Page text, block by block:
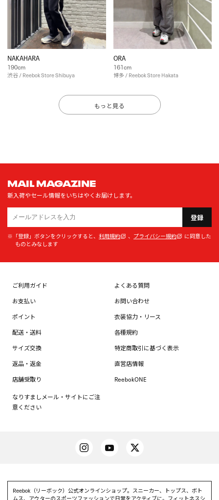
NAKAHARA
190cm
渋谷 / Reebok Store Shibuya
ORA
161cm
博多 / Reebok Store Hakata
もっと見る
MAIL MAGAZINE
新入荷やセール情報をいちはやくお届けします。
登録
※「登録」ボタンをクリックすると、 利用規約 、 プライバシー規約
に同意した
ものとみなします
ご利用ガイド
お支払い
ポイント
配送・送料
サイズ交換
返品・返金
店舗受取り
なりすましメール・サイトにご注
意ください
よくある質問
お問い合わせ
衣装協力・リース
各種規約
特定商取引に基づく表示
直営店情報
ReebokONE
Reebok（リーボック）公式オンラインショップ。スニーカー、トップス、ボト
ムス、アウターのスポーツファッションで日常をアクティブに。フィットネスシ